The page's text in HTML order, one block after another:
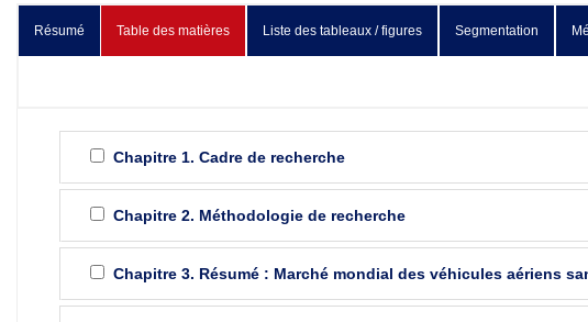
Résumé Table des matières Liste des tableaux / figures Segmentation
Chapitre 1. Cadre de recherche
Chapitre 2. Méthodologie de recherche
Chapitre 3. Résumé : Marché mondial des véhicules aériens